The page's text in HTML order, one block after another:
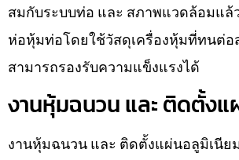
สมกับระบบท่อ และ สภาพแวดล้อมแ
ห่อหุ้มท่อโดยใช้วัสดุเครื่องหุ้มที่ทนต่อ
สามารถรองรับความแข็งแรงได้
งานหุ้มฉนวน และ ติดตั้ง
งานหุ้มฉนวน และ ติดตั้งแผ่นอลูมิเนีย